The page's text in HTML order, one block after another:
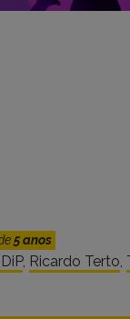
5 anos
, Ricardo Terto,